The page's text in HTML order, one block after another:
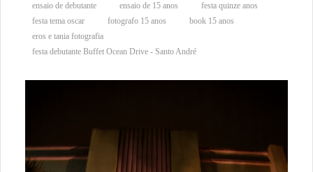
ensaio de debutante ensaio de 15 anos
festa quinze anos
festa tema oscar
fotografo 15 anos
book 15 anos
eros e tania fotografia
festa debutante Buffet Ocean Drive - Santo André